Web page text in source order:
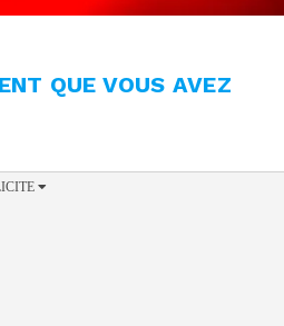
QUE VOUS AVEZ